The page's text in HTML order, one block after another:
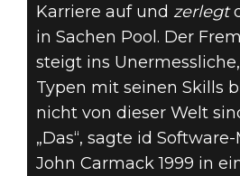
Karriere auf und zerlegt
in Sachen Pool. Der
steigt ins
Typen mit seinen Skills
nicht von dieser Welt
„Das“, sagte id
John Carmack 1999 in